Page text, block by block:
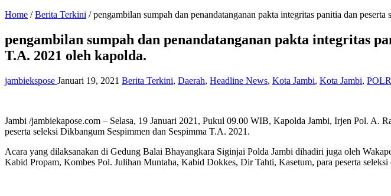
Home / Berita Terkini / pengambilan sumpah dan penandatanganan pakta integritas panitia dan
pengambilan sumpah dan penandatanganan pakta integritas
T.A. 2021 oleh kapolda.
jambiekspose Januari 19, 2021 Berita Terkini, Daerah, Headline News, Kota Jambi, Kota Jambi,
Jambi /jambiekapose.com – Selasa, 19 Januari 2021, Pukul 09.00 WIB, Kapolda Jambi, Irjen Pol. A.
peserta seleksi Dikbangum Sespimmen dan Sespimma T.A. 2021.
Acara yang dilaksanakan di Gedung Balai Bhayangkara Siginjai Polda Jambi dihadiri juga oleh
Kabid Propam, Kombes Pol. Julihan Muntaha, Kabid Dokkes, Dir Tahti, Kasetum, para peserta